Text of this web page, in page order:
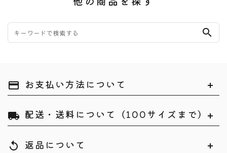
search
payment お支払い方法について
local_shipping 配送・送料について（100サイズまで）
replay 返品について